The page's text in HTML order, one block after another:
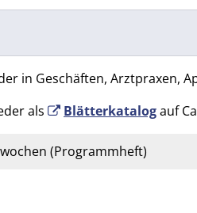
in Geschäften, Arztpraxen,
als
Blätterkatalogauf
(Programmheft)